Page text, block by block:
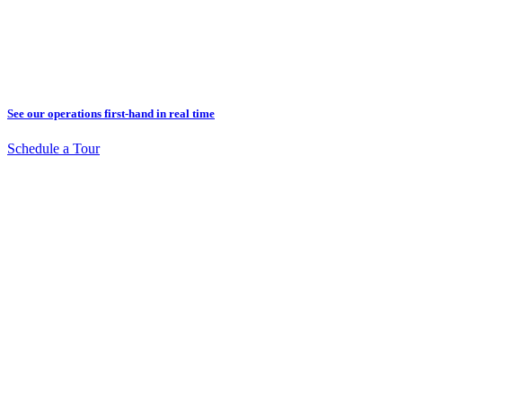
See our operations first-hand in real time
Schedule a Tour